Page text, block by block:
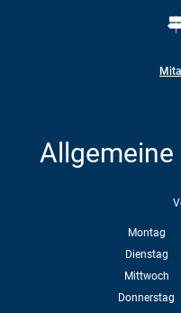
Montag
Dienstag
Mittwoch
Donnerstag